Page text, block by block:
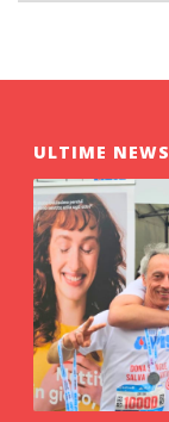
ULTIME NEWS